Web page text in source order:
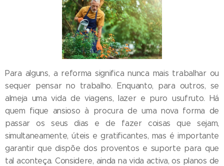
Para alguns, a reforma significa nunca mais trabalhar ou
sequer pensar no trabalho. Enquanto, para outros, se
almeja uma vida de viagens, lazer e puro usufruto. Há
quem fique ansioso à procura de uma nova forma de
passar os seus dias e de fazer coisas que sejam,
simultaneamente, úteis e gratificantes, mas é importante
garantir que dispõe dos proventos e suporte para que
tal aconteça. Considere, ainda na vida activa, os planos de